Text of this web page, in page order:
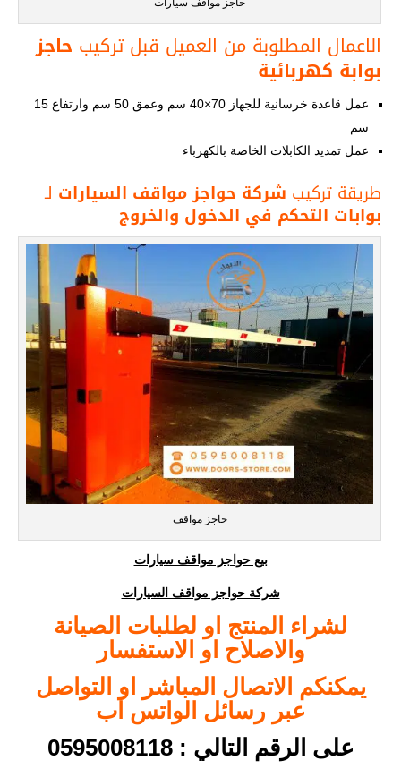
الاعمال المطلوبة من العميل قبل تركيب حاجز
بوابة كهربائية
عمل قاعدة خرسانية للجهاز 70×40 سم وعمق 50 سم وارتفاع 15
سم
عمل تمديد الكابلات الخاصة بالكهرباء
طريقة تركيب شركة حواجز مواقف السيارات لـ
بوابات التحكم في الدخول والخروج
حاجز مواقف
بيع حواجز مواقف سيارات
شركة حواجز مواقف السيارات
لشراء المنتج او لطلبات الصيانة
والاصلاح او الاستفسار
يمكنكم الاتصال المباشر او التواصل
عبر رسائل الواتس اب
على الرقم التالي : 0595008118